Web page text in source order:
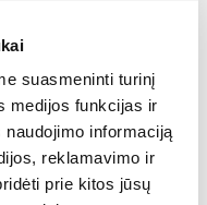
suasmeninti turinį
medijos funkcijas ir
informaciją
reklamavimo ir
prie kitos jūsų
pastoti, persileidimai,
aklumas)
agresija
vystymosi procesą. Dėl